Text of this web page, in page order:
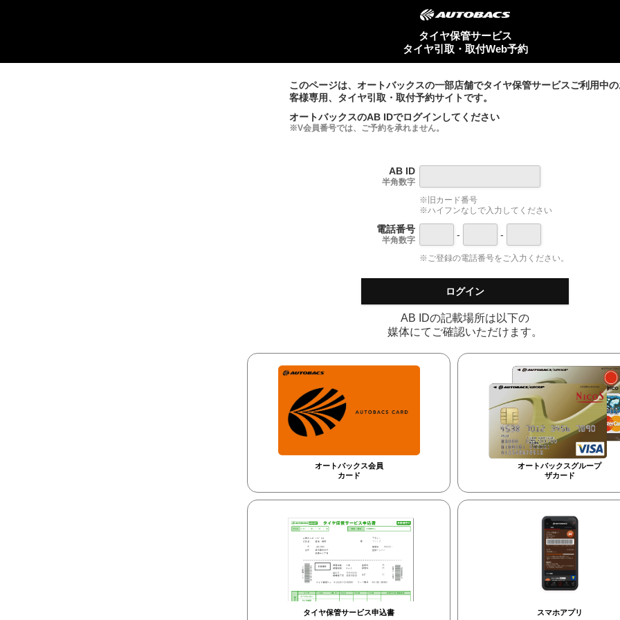
タイヤ保管サービス
タイヤ引取・取付Web予約
このページは、オートバックスの一部店舗でタイヤ保管サービスご利用中
客様専用、タイヤ引取・取付予約サイトです。
オートバックスのAB IDでログインしてください
※V会員番号では、ご予約を承れません。
AB ID
半角数字
※旧カード番号
※ハイフンなしで入力してください
電話番号
半角数字 - -
※ご登録の電話番号をご入力ください。
ログイン
AB IDの記載場所は以下の
媒体にてご確認いただけます。
オートバックス会員
カード
オートバックスグループ
ザカード
タイヤ保管サービス申込書 スマホアプリ